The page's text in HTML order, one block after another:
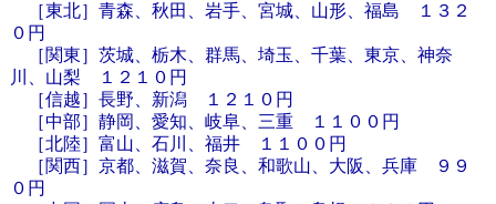
［東北］青森、秋田、岩手、宮城、山形、福島 １３２
０円
［関東］茨城、栃木、群馬、埼玉、千葉、東京、神奈
川、山梨 １２１０円
［信越］長野、新潟 １２１０円
［中部］静岡、愛知、岐阜、三重 １１００円
［北陸］富山、石川、福井 １１００円
［関西］京都、滋賀、奈良、和歌山、大阪、兵庫 ９９
０円